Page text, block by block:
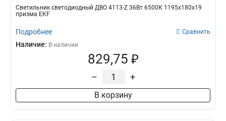
Светильник светодиодный ДВО 4113-Z 36Вт 6500К 1195х180х19
призма EKF
Подробнее Сравнить
Наличие: В наличии
829,75 ₽
– +
В корзину